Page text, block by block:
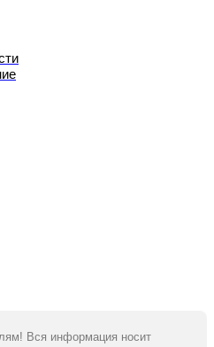
Вся информация носит